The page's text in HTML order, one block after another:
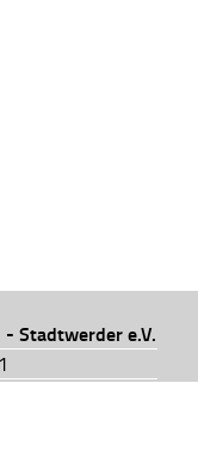
Stadtwerder e.V.